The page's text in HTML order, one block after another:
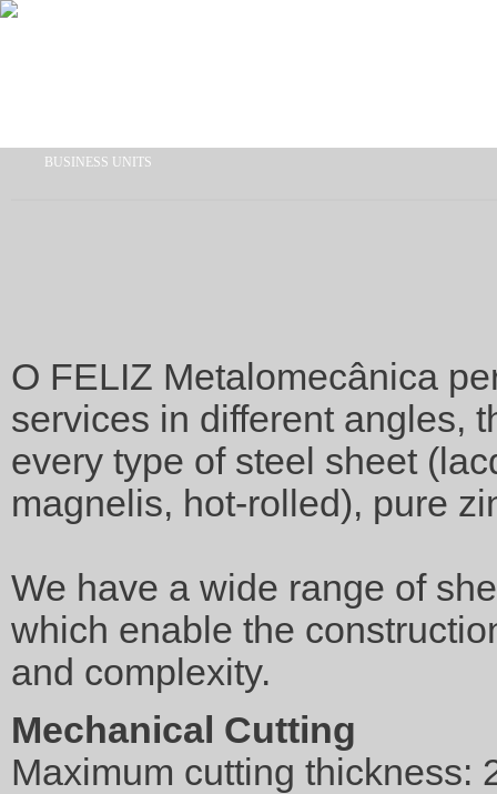
Skip to main content
BUSINESS UNITS
O FELIZ Metalomecânica
services in different angles,
every type of steel sheet
magnelis, hot-rolled), pure
We have a wide range of
which enable the
and complexity.
Mechanical Cutting
Maximum cutting thickness: